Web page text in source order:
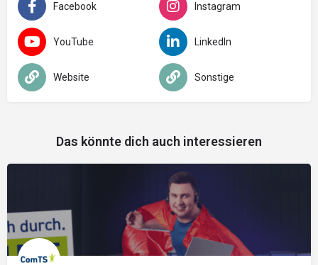
Facebook Instagram
YouTube LinkedIn
Website Sonstige
Das könnte dich auch interessieren